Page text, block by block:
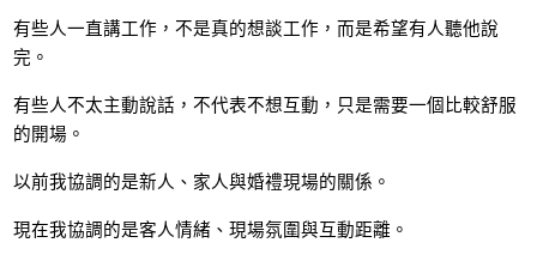
有些人一直講工作，不是真的想談工作，而是希望有人聽他說
完。
有些人不太主動說話，不代表不想互動，只是需要一個比較舒服
的開場。
以前我協調的是新人、家人與婚禮現場的關係。
現在我協調的是客人情緒、現場氛圍與互動距離。